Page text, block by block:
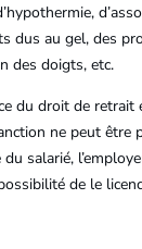
dus au gel, des
des doigts, etc.
du droit de retrait
ne peut être
du salarié,
de le